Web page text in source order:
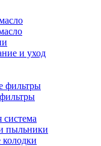
и уход
фильтры
пыльники